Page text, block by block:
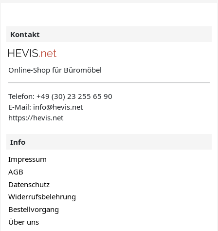
Kontakt
Online-Shop für Büromöbel
Telefon:+49 (30) 23 255 65 90
E-Mail: info@hevis.net
https://hevis.net
Info
Impressum
AGB
Datenschutz
Widerrufsbelehrung
Bestellvorgang
Über uns